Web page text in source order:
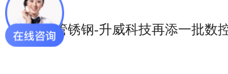
佛山管锈钢-升威科技再添一批数